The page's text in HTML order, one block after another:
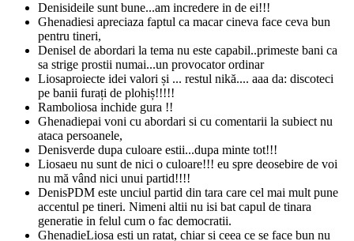
Denisideile sunt bune...am incredere in de ei!!!
Ghenadiesi apreciaza faptul ca macar cineva face ceva bun
pentru tineri,
Denisel de abordari la tema nu este capabil..primeste bani ca
sa strige prostii numai...un provocator ordinar
Liosaproiecte idei valori și ... restul nikă.... aaa da: discoteci
pe banii furați de plohiș!!!!!
Ramboliosa inchide gura !!
Ghenadiepai voni cu abordari si cu comentarii la subiect nu
ataca persoanele,
Denisverde dupa culoare estii...dupa minte tot!!!
Liosaeu nu sunt de nici o culoare!!! eu spre deosebire de voi
nu mă vând nici unui partid!!!!
DenisPDM este unciul partid din tara care cel mai mult pune
accentul pe tineri. Nimeni altii nu isi bat capul de tinara
generatie in felul cum o fac democratii.
GhenadieLiosa esti un ratat, chiar si ceea ce se face bun nu